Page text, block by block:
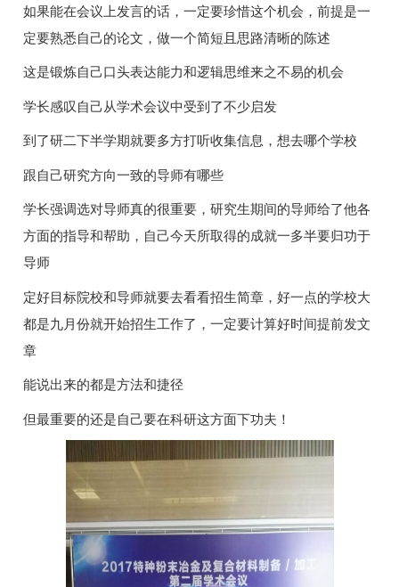
如果能在会议上发言的话，一定要珍惜这个机会，前提是一
定要熟悉自己的论文，做一个简短且思路清晰的陈述
这是锻炼自己口头表达能力和逻辑思维来之不易的机会
学长感叹自己从学术会议中受到了不少启发
到了研二下半学期就要多方打听收集信息，想去哪个学校
跟自己研究方向一致的导师有哪些
学长强调选对导师真的很重要，研究生期间的导师给了他各
方面的指导和帮助，自己今天所取得的成就一多半要归功于
导师
定好目标院校和导师就要去看看招生简章，好一点的学校大
都是九月份就开始招生工作了，一定要计算好时间提前发文
章
能说出来的都是方法和捷径
但最重要的还是自己要在科研这方面下功夫！